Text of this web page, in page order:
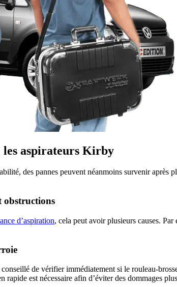
les aspirateurs Kirby
des pannes peuvent néanmoins survenir après
obstructions
d’aspiration, cela peut avoir plusieurs causes.
de vérifier immédiatement si le rouleau-
rapide est nécessaire afin d’éviter des dommages